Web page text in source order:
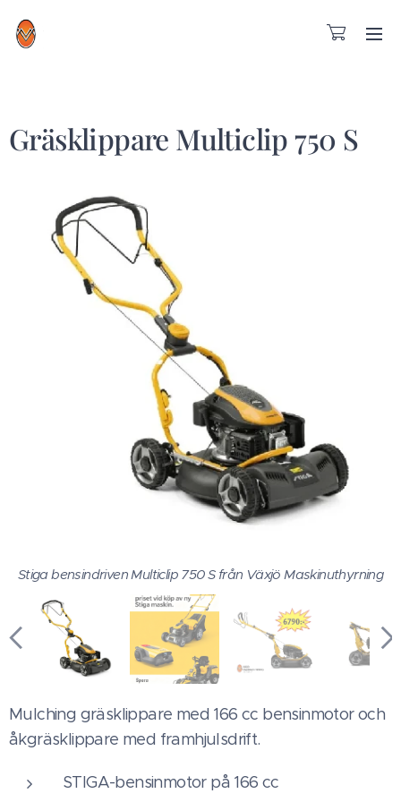
Gräsklippare Multiclip 750 S
Stiga bensindriven Multiclip 750 S från Växjö Maskinuthyrning
Mulching gräsklippare med 166 cc bensinmotor och
åkgräsklippare med framhjulsdrift.
STIGA-bensinmotor på 166 cc